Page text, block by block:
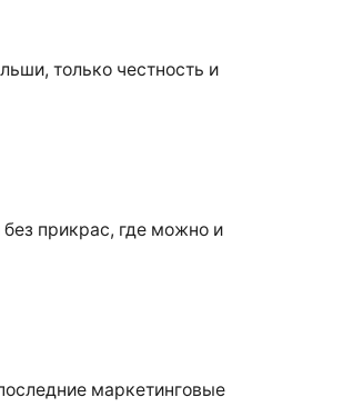
только честность и
прикрас, где можно и
маркетинговые